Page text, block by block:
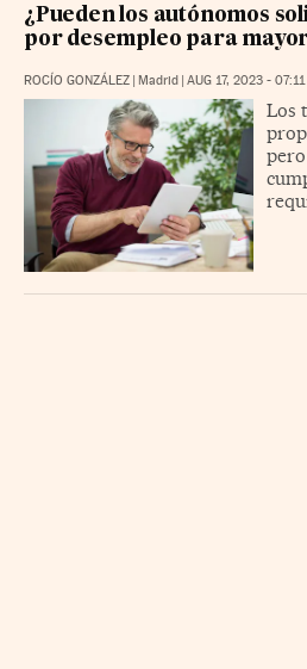
¿Pueden los autónomos
por desempleo para
ROCÍO GONZÁLEZ Madrid AUG 17, 2023 - 07:11
Los